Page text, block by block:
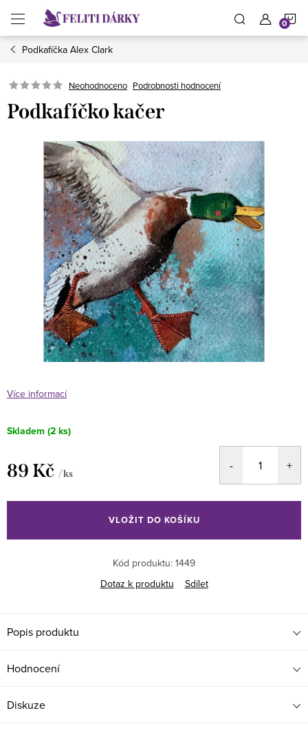
obsah
Podkafíčka Alex Clark
Neohodnoceno Podrobnosti hodnocení
Podkafíčko kačer
Více informací
Skladem (2 ks)
89 Kč / ks
cena:
VLOŽIT DO KOŠÍKU
Kód produktu: 1449
Dotaz k produktu
Sdílet
Popis produktu
Hodnocení
Diskuze